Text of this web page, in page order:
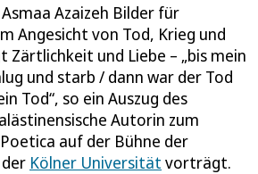
Azaizeh Bilder für
Angesicht von Tod, Krieg und
Zärtlichkeit und Liebe – „bis mein
und starb / dann war der Tod
Tod“, so ein Auszug des
Autorin zum
auf der Bühne der
Kölner Universität vorträgt.